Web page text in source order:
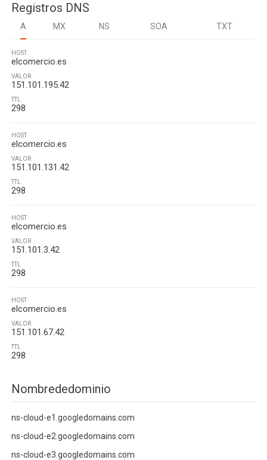
Registros DNS
A MX NS SOA TXT
HOST
elcomercio.es
VALOR
151.101.195.42
TTL
298
HOST
elcomercio.es
VALOR
151.101.131.42
TTL
298
HOST
elcomercio.es
VALOR
151.101.3.42
TTL
298
HOST
elcomercio.es
VALOR
151.101.67.42
TTL
298
Nombrededominio
ns-cloud-e1.googledomains.com
ns-cloud-e2.googledomains.com
ns-cloud-e3.googledomains.com